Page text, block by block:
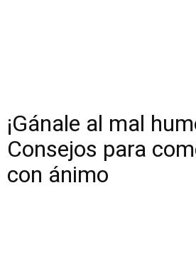
¡Gánale al mal
Consejos para
con ánimo